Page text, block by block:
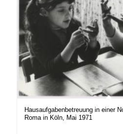
Hausaufgabenbetreuung in einer
Roma in Köln, Mai 1971